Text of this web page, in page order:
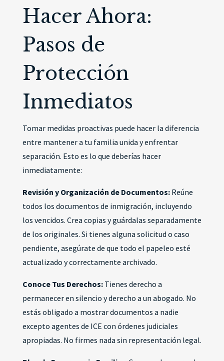
Hacer Ahora:
Pasos de
Protección
Inmediatos
Tomar medidas proactivas puede hacer la diferencia
entre mantener a tu familia unida y enfrentar
separación. Esto es lo que deberías hacer
inmediatamente:
Revisión y Organización de Documentos:Reúne
todos los documentos de inmigración, incluyendo
los vencidos. Crea copias y guárdalas separadamente
de los originales. Si tienes alguna solicitud o caso
pendiente, asegúrate de que todo el papeleo esté
actualizado y correctamente archivado.
Conoce Tus Derechos:Tienes derecho a
permanecer en silencio y derecho a un abogado. No
estás obligado a mostrar documentos a nadie
excepto agentes de ICE con órdenes judiciales
apropiadas. No firmes nada sin representación legal.